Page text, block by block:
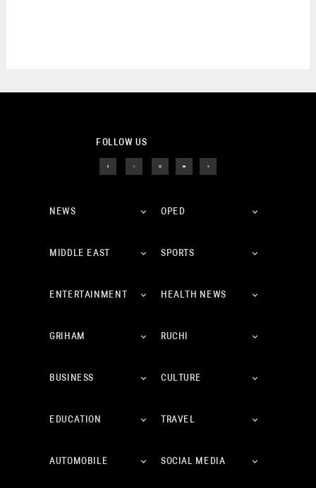
FOLLOW US
NEWS OPED
MIDDLE EAST SPORTS
ENTERTAINMENT HEALTH NEWS
GRIHAM RUCHI
BUSINESS CULTURE
EDUCATION TRAVEL
AUTOMOBILE SOCIAL MEDIA